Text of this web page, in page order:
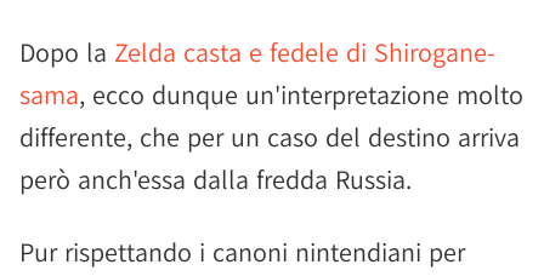
Dopo la Zelda casta e fedele di Shirogane-
sama, ecco dunque un'interpretazione molto
differente, che per un caso del destino arriva
però anch'essa dalla fredda Russia.
Pur rispettando i canoni nintendiani per